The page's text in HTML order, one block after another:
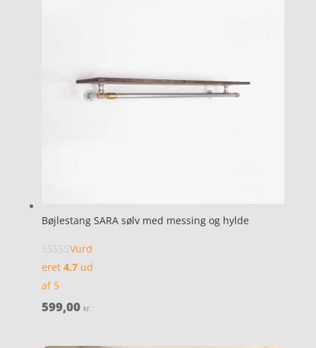
Bøjlestang SARA sølv med messing og hylde
Vurd
eret 4.7ud
af 5
599,00 kr.